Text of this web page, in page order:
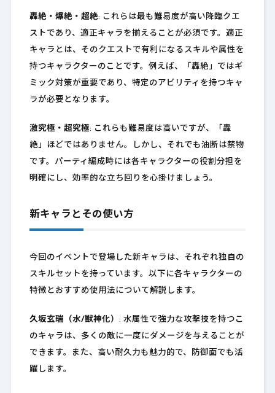
轟絶・爆絶・超絶: これらは最も難易度が高い降臨クエ
ストであり、適正キャラを揃えることが必須です。適正
キャラとは、そのクエストで有利になるスキルや属性を
持つキャラクターのことです。例えば、「轟絶」ではギ
ミック対策が重要であり、特定のアビリティを持つキャ
ラが必要となります。
激究極・超究極: これらも難易度は高いですが、「轟
絶」ほどではありません。しかし、それでも油断は禁物
です。パーティ編成時には各キャラクターの役割分担を
明確にし、効率的な立ち回りを心掛けましょう。
新キャラとその使い方
今回のイベントで登場した新キャラは、それぞれ独自の
スキルセットを持っています。以下に各キャラクターの
特徴とおすすめ使用法について解説します。
久坂玄瑞（水/獣神化） : 水属性で強力な攻撃技を持つこ
のキャラは、多くの敵に一度にダメージを与えることが
できます。また、高い耐久力も魅力的で、防御面でも活
躍します。